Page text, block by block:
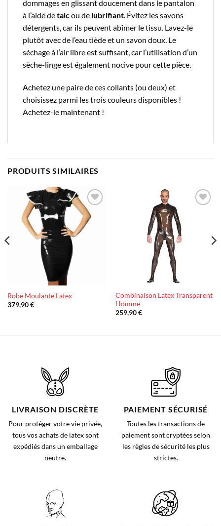
dommages en glissant doucement dans le pantalon
à l’aide detalcou de lubrifiant. Évitez les savons
détergents, car ils peuvent abîmer le tissu. Lavez-le
plutôt avec de l’eau tiède et un savon doux. Le
séchage à l’air libre est suffisant, car l’utilisation d’un
sèche-linge est également nocive pour cette pièce.
Achetez une paire de ces collants (ou deux) et
choisissez parmi les trois couleurs disponibles !
Achetez-le maintenant !
PRODUITS SIMILAIRES
Ajouter
à la liste
d’envies
Robe Moulante Latex
379,90€
Combinaison Latex Transparent
Homme
259,90€
LIVRAISON DISCRÈTE
Pour protéger votre vie privée,
tous vos achats de latex sont
expédiés dans un emballage
neutre.
PAIEMENT SÉCURISÉ
Toutes les transactions de
paiement sont cryptées selon
les règles de sécurité les plus
strictes.